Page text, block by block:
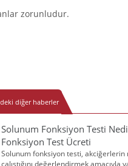
zorunludur.
diğer haberler
Solunum Fonksiyon Testi
Fonksiyon Test Ücreti
Solunum fonksiyon testi, akciğerlerin